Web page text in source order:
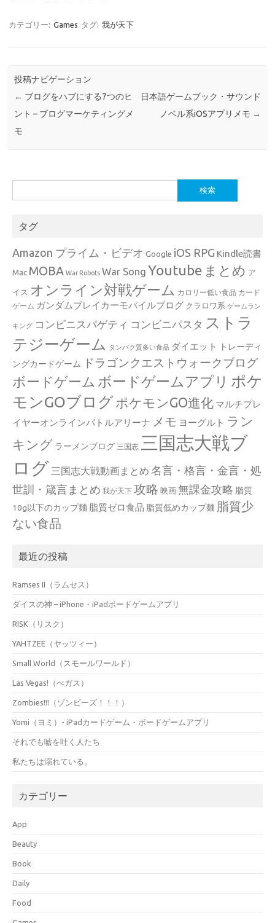
カテゴリー: Games タグ: 我が天下
投稿ナビゲーション
← ブログをハブにする7つのヒ
ント – ブログマーケティングメ
モ
日本語ゲームブック・サウンド
ノベル系iOSアプリメモ →
索:
タグ
Amazon プライム・ビデオ Google iOS RPG Kindle読書
Mac MOBA War Robots War Song Youtube まとめ ア
イス オンライン対戦ゲーム カロリー低い食品 カード
ゲーム ガンダムブレイカーモバイルブログ クラロワ系 ゲームラン
キング コンビニスパゲティ コンビニパスタ ストラ
テジーゲーム
タンパク質多い食品 ダイエット
トレーディ
ングカードゲーム
ドラゴンクエストウォークブログ
ボードゲーム ボードゲームアプリ ポケ
モンGOブログ ポケモンGO進化 マルチプレ
イヤーオンラインバトルアリーナ メモ ヨーグルト ラン
キング ラーメンブログ 三国志 三国志大戦ブ
ログ 三国志大戦動画まとめ 名言・格言・金言・処
世訓・箴言まとめ 我が天下 攻略 映画 無課金攻略 脂質
10g以下のカップ麺 脂質ゼロ食品 脂質低めカップ麺 脂質少
ない食品
最近の投稿
Ramses II（ラムセス）
ダイスの神 – iPhone・iPadボードゲームアプリ
RISK（リスク）
YAHTZEE（ヤッツィー）
Small World（スモールワールド）
Las Vegas!（べガス）
Zombies!!!（ゾンビーズ！！！）
Yomi（ヨミ）- iPadカードゲーム・ボードゲームアプリ
それでも嘘を吐く人たち
私たちは溺れている。
カテゴリー
App
Beauty
Book
Daily
Food